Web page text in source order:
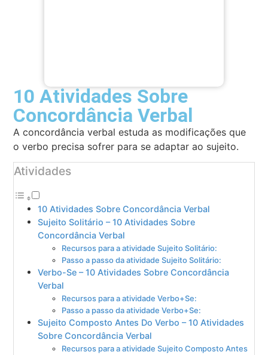
10 Atividades Sobre
Concordância Verbal
A concordância verbal estuda as modificações que
o verbo precisa sofrer para se adaptar ao sujeito.
Atividades
10 Atividades Sobre Concordância Verbal
Sujeito Solitário – 10 Atividades Sobre
Concordância Verbal
Recursos para a atividade Sujeito Solitário:
Passo a passo da atividade Sujeito Solitário:
Verbo-Se – 10 Atividades Sobre Concordância
Verbal
Recursos para a atividade Verbo+Se:
Passo a passo da atividade Verbo+Se:
Sujeito Composto Antes Do Verbo – 10 Atividades
Sobre Concordância Verbal
Recursos para a atividade Sujeito Composto Antes